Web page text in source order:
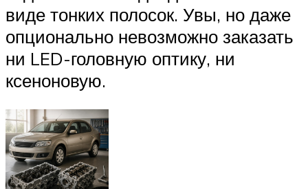
виде тонких полосок. Увы, но даже
опционально невозможно заказать
ни LED-головную оптику, ни
ксеноновую.